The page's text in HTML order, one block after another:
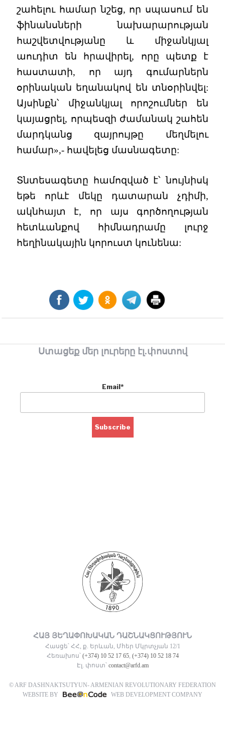
շահելու համար նշեց, որ սպասում են
ֆինանսների նախարարության
հաշվետվությանը և միջանկյալ
աուդիտ են հրավիրել, որը պետք է
հաստատի, որ այդ գումարներն
օրինական եղանակով են տնօրինվել:
Այսինքն՝ միջանկյալ որոշումներ են
կայացրել, որպեսզի ժամանակ շահեն
մարդկանց զայրույթը մեղմելու
համար»,- հավելեց մասնագետը:
Տնտեսագետը համոզված է՝ նույնիսկ
եթե որևէ մեկը դատարան չդիմի,
ակնհայտ է, որ այս գործողության
հետևանքով հիմնադրամը լուրջ
հեղինակային կորուստ կունենա:
Ստացեք մեր լուրերը էլ.փոստով
Email*
ՀԱՅ ՅԵՂԱՓՈԽԱԿԱՆ ԴԱՇՆԱԿՑՈՒԹՅՈՒՆ
Հասցե՝ ՀՀ, ք. Երևան, Մհեր Մկրտչյան 12/1
Հեռախոս՝ (+374) 10 52 17 65, (+374) 10 52 18 74
Էլ. փոստ՝ contact@arfd.am
© ARF DASHNAKTSUTYUN- ARMENIAN REVOLUTIONARY FEDERATION
WEBSITE BY
WEB DEVELOPMENT COMPANY